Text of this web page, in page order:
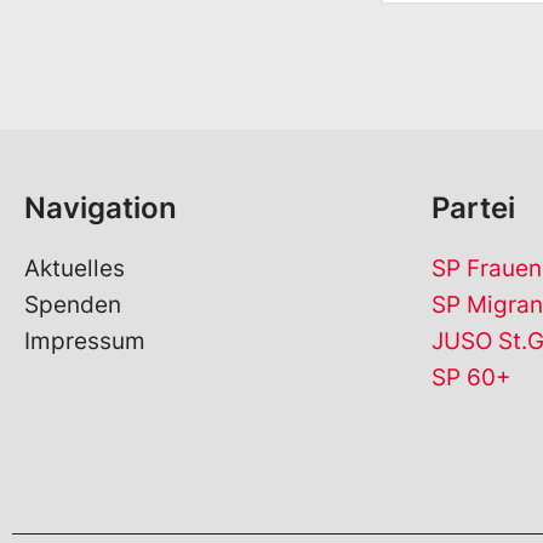
r
Navigation
Aktuelles
Spenden
Impressum
Partei
SP
SP
JUSO
SP 60+